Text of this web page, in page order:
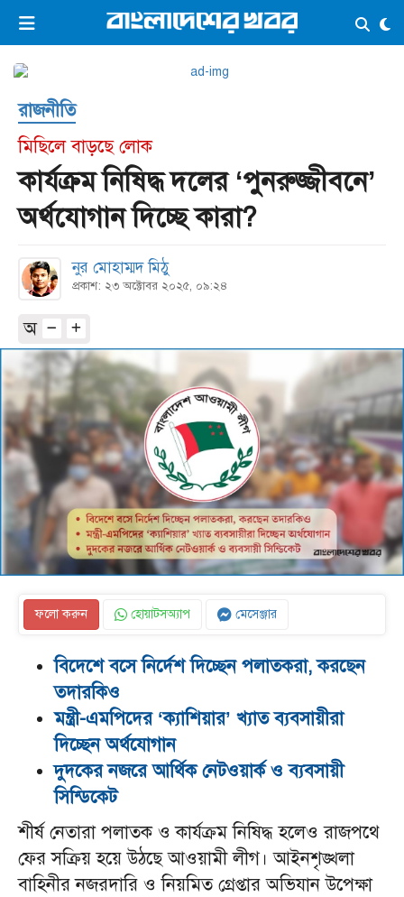
ভিডিও ই-পেপার লগইন ×
প্রচ্ছদ
সর্বশেষ
সব বিভাগ
আর্কাইভ
কনভার্টার
রাজনীতি
মিছিলে বাড়ছে লোক
কার্যক্রম নিষিদ্ধ দলের ‘পুনরুজ্জীবনে’
অর্থযোগান দিচ্ছে কারা?
নুর মোহাম্মদ মিঠু
প্রকাশ: ২৩ অক্টোবর ২০২৫, ০৯:২৪
অ
ফলো করুন হোয়াটসঅ্যাপ মেসেঞ্জার
বিদেশে বসে নির্দেশ দিচ্ছেন পলাতকরা, করছেন
তদারকিও
মন্ত্রী-এমপিদের ‘ক্যাশিয়ার’ খ্যাত ব্যবসায়ীরা
দিচ্ছেন অর্থযোগান
দুদকের নজরে আর্থিক নেটওয়ার্ক ও ব্যবসায়ী
সিন্ডিকেট
শীর্ষ নেতারা পলাতক ও কার্যক্রম নিষিদ্ধ হলেও রাজপথে
ফের সক্রিয় হয়ে উঠছে আওয়ামী লীগ। আইনশৃঙ্খলা
বাহিনীর নজরদারি ও নিয়মিত গ্রেপ্তার অভিযান উপেক্ষা